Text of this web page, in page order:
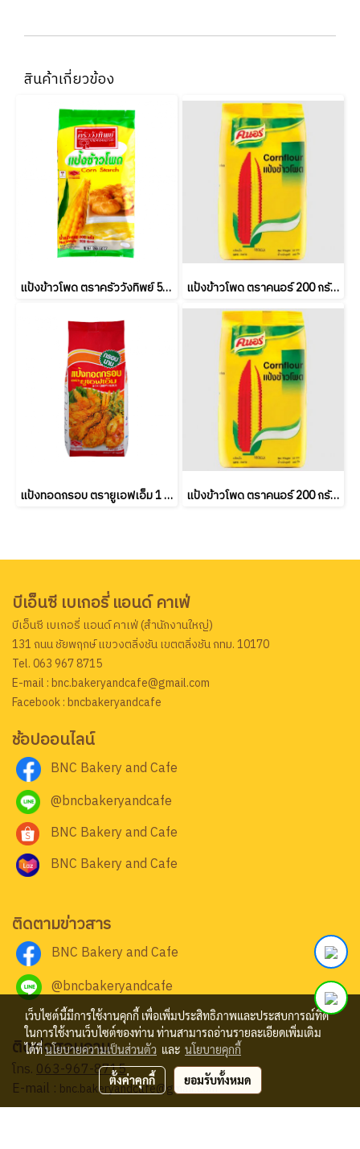
สินค้าเกี่ยวข้อง
แป้งข้าวโพด ตราครัววังทิพย์ 500 กรัม Kruawangthip Cornflour 500 g. แป้งข้าวโพด ตราคนอร์ 200 กรัม Knorr Cornflour 200 g. (ยกลัง 24 ชิ้น)
แป้งทอดกรอบ ตรายูเอฟเอ็ม 1 กก. UFM Crispy Flour 1kg (ยกลัง 10 ชิ้น) แป้งข้าวโพด ตราคนอร์ 200 กรัม Knorr Cornflour 200 g.
บีเอ็นซี เบเกอรี่ แอนด์ คาเฟ่
บีเอ็นซี เบเกอรี่ แอนด์ คาเฟ่ (สำนักงานใหญ่)
131 ถนน ชัยพฤกษ์ แขวงตลิ่งชัน เขตตลิ่งชัน กทม. 10170
Tel. 063 967 8715
E-mail : bnc.bakeryandcafe@gmail.com
Facebook : bncbakeryandcafe
ช้อปออนไลน์
BNC Bakery and Cafe
@bncbakeryandcafe
BNC Bakery and Cafe
BNC Bakery and Cafe
ติดตามข่าวสาร
BNC Bakery and Cafe
@bncbakeryandcafe
ติดต่อสอบถาม
โทร.063-967-8715
E-mail : bnc.bakeryandcafe@gmail.com
เว็บไซต์นี้มีการใช้งานคุกกี้ เพื่อเพิ่มประสิทธิภาพและประสบการณ์ที่ดี
ในการใช้งานเว็บไซต์ของท่าน ท่านสามารถอ่านรายละเอียดเพิ่มเติม
ได้ที่นโยบายความเป็นส่วนตัว และ นโยบายคุกกี้
ตั้งค่าคุกกี้ ยอมรับทั้งหมด